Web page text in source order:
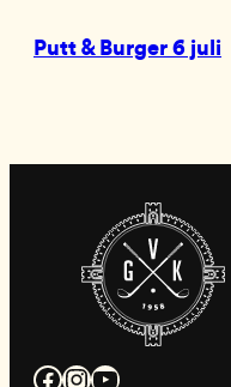
Putt & Burger 6 juli
Facebook InstagramYouTube